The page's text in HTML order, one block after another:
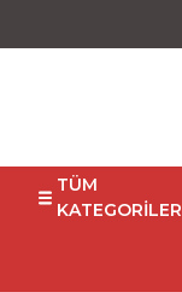
TÜM
KATEGORİLER